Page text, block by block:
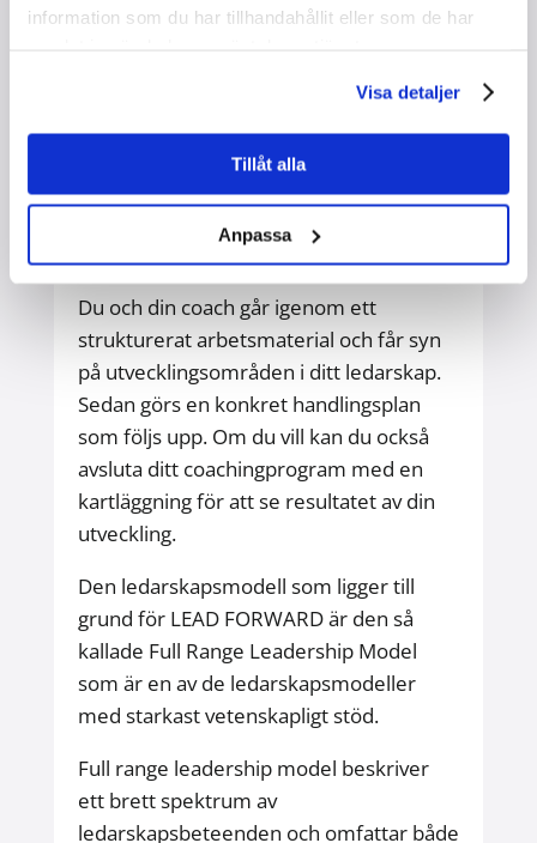
information som du har tillhandahållit eller som de har
Visa detaljer
Tillåt alla
Anpassa
som ger dig som chef och ledare en
nulägesbild av hur medarbetare
uppfattar ditt ledarskap.
Resultaten sammanställs i en LEAD
FORWARD feedbackrapport.
Du och din coach går igenom ett
strukturerat arbetsmaterial och får syn
på utvecklingsområden i ditt ledarskap.
Sedan görs en konkret handlingsplan
som följs upp. Om du vill kan du också
avsluta ditt coachingprogram med en
kartläggning för att se resultatet av din
utveckling.
Den ledarskapsmodell som ligger till
grund för LEAD FORWARD är den så
kallade Full Range Leadership Model
som är en av de ledarskapsmodeller
med starkast vetenskapligt stöd.
Full range leadership model beskriver
ett brett spektrum av
ledarskapsbeteenden och omfattar både